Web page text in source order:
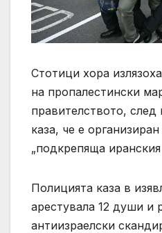
Стотици хора
на пропалестински
правителството, след
каза, че е
„подкрепяща
Полицията каза в
арестувала 12 души и
антиизраелски